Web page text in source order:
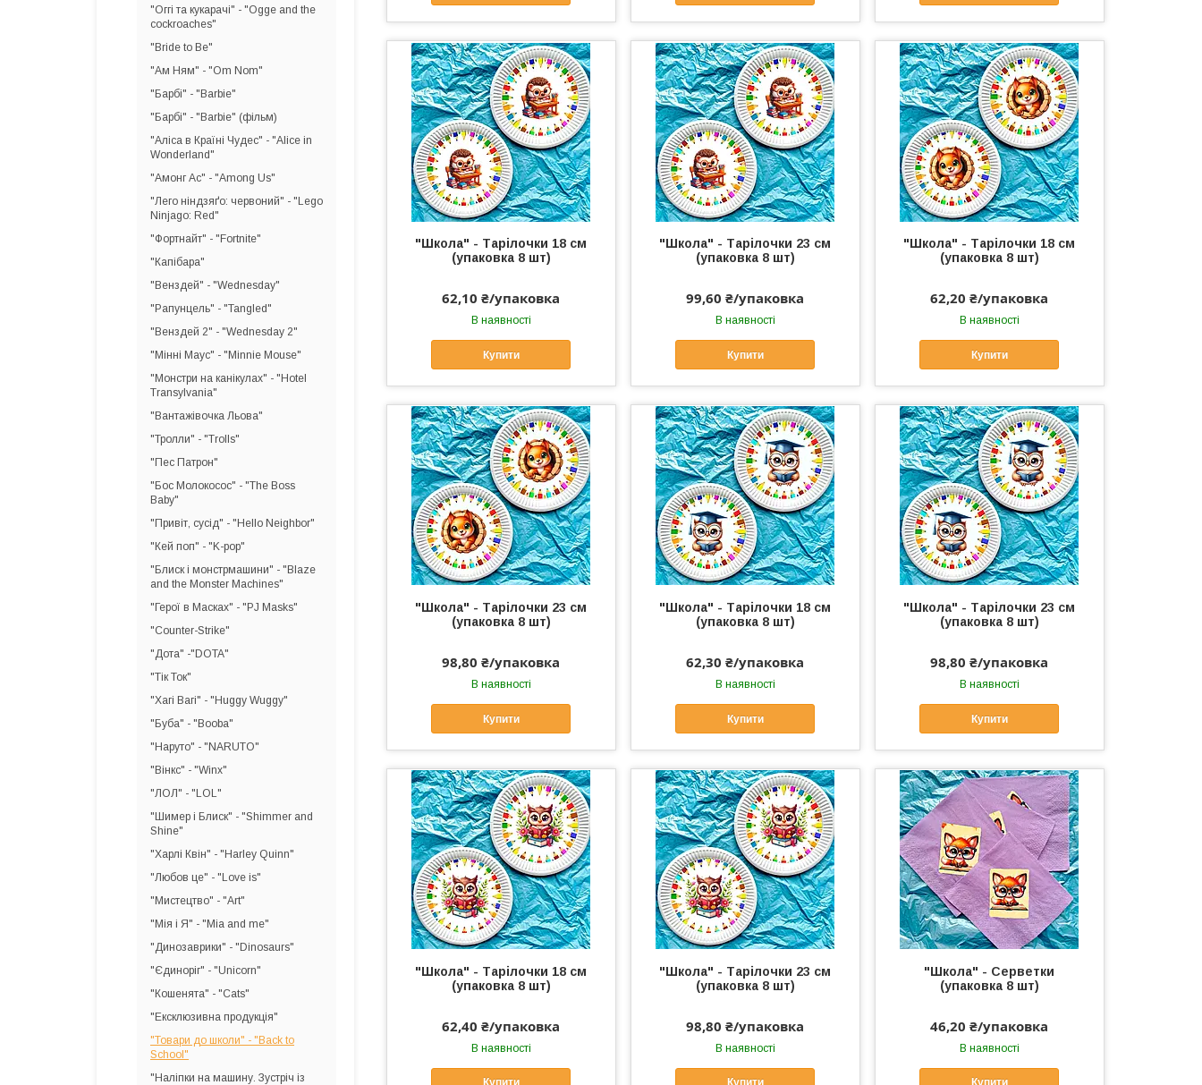
"Школа" - Тарілочки 18 см
(упаковка 8 шт)
62,10 ₴/упаковка
В наявності
Купити
"Школа" - Тарілочки 23 см
(упаковка 8 шт)
99,60 ₴/упаковка
В наявності
Купити
"Школа" - Тарілочки 18 см
(упаковка 8 шт)
62,20 ₴/упаковка
В наявності
Купити
"Школа" - Тарілочки 23 см
(упаковка 8 шт)
98,80 ₴/упаковка
В наявності
Купити
"Школа" - Тарілочки 18 см
(упаковка 8 шт)
62,30 ₴/упаковка
В наявності
Купити
"Школа" - Тарілочки 23 см
(упаковка 8 шт)
98,80 ₴/упаковка
В наявності
Купити
"Школа" - Тарілочки 18 см
(упаковка 8 шт)
62,40 ₴/упаковка
В наявності
"Школа" - Тарілочки 23 см
(упаковка 8 шт)
98,80 ₴/упаковка
В наявності
"Школа" - Серветки
(упаковка 8 шт)
46,20 ₴/упаковка
В наявності
"Оггі та кукарачі" - "Ogge and the
cockroaches"
"Bride to Be"
"Ам Ням" - "Om Nom"
"Барбі" - "Barbie"
"Барбі" - "Barbie" (фільм)
"Аліса в Країні Чудес" - "Alice in
Wonderland"
"Амонг Ас" - "Among Us"
"Лего ніндзяґо: червоний" - "Lego
Ninjago: Red"
"Фортнайт" - "Fortnite"
"Капібара"
"Венздей" - "Wednesday"
"Рапунцель" - "Tangled"
"Венздей 2" - "Wednesday 2"
"Мінні Маус" - "Minnie Mouse"
"Монстри на канікулах" - "Hotel
Transylvania"
"Вантажівочка Льова"
"Тролли" - "Trolls"
"Пес Патрон"
"Бос Молокосос" - "The Boss
Baby"
"Привіт, сусід" - "Hello Neighbor"
"Кей поп" - "K-pop"
"Блиск і монстрмашини" - "Blaze
and the Monster Machines"
"Герої в Масках" - "PJ Masks"
"Counter-Strike"
"Дота" -"DOTA"
"Тік Ток"
"Хагі Вагі" - "Huggy Wuggy"
"Буба" - "Booba"
"Наруто" - "NARUTO"
"Вінкс" - "Winx"
"ЛОЛ" - "LOL"
"Шимер і Блиск" - "Shimmer and
Shine"
"Харлі Квін" - "Harley Quinn"
"Любов це" - "Love is"
"Мистецтво" - "Art"
"Мія і Я" - "Mia and me"
"Динозаврики" - "Dinosaurs"
"Єдиноріг" - "Unicorn"
"Кошенята" - "Cats"
"Ексклюзивна продукція"
"Товари до школи" - "Back to
School"
"Наліпки на машину. Зустріч із